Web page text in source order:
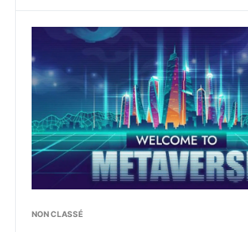
Metaverse, le nouveau monde
NON CLASSÉ